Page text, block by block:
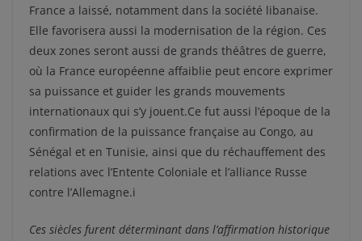
France a laissé, notamment dans la société libanaise.
Elle favorisera aussi la modernisation de la région. Ces
deux zones seront aussi de grands théâtres de guerre,
où la France européenne affaiblie peut encore exprimer
sa puissance et guider les grands mouvements
internationaux qui s’y jouent.Ce fut aussi l’époque de la
confirmation de la puissance française au Congo, au
Sénégal et en Tunisie, ainsi que du réchauffement des
relations avec l’Entente Coloniale et l’alliance Russe
contre l’Allemagne.i
Ces siècles furent déterminant dans l’affirmation historique